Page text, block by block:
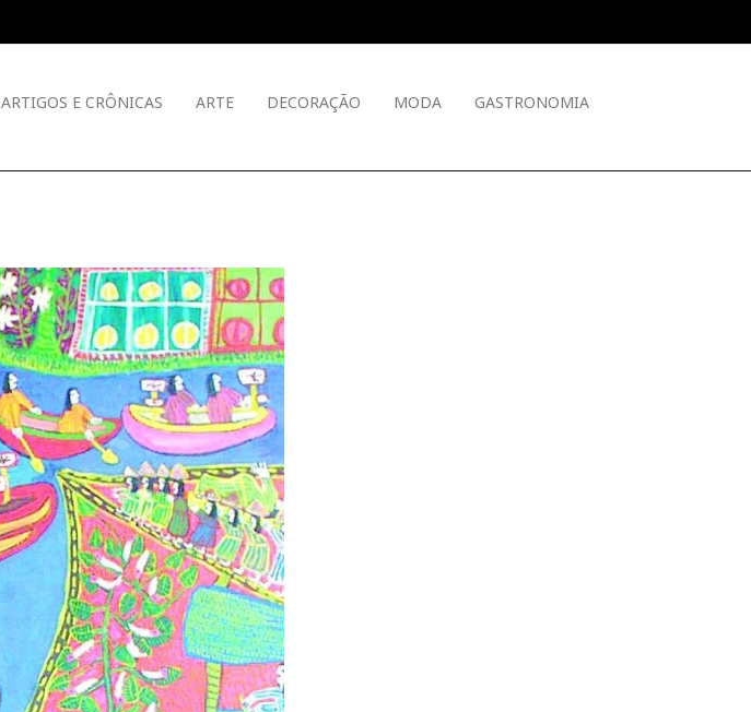
ARTIGOS E CRÔNICAS ARTE DECORAÇÃO MODA GASTRONOMIA